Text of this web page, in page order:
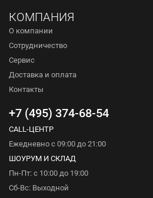
КОМПАНИЯ
О компании
Сотрудничество
Сервис
Доставка и оплата
Контакты
+7 (495) 374-68-54
CALL-ЦЕНТР
Ежедневно с 09:00 до 21:00
ШОУРУМ И СКЛАД
Пн-Пт: с 10:00 до 19:00
Сб-Вс: Выходной